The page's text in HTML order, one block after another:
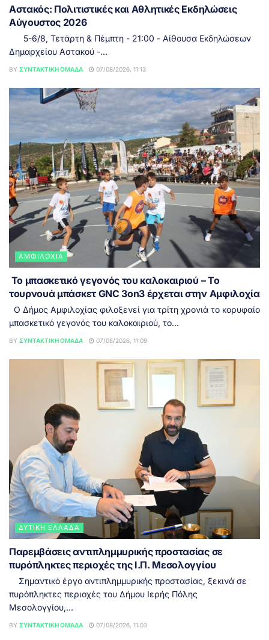
Αστακός: Πολιτιστικές και Αθλητικές Εκδηλώσεις
Αύγουστος 2026
5-6/8, Τετάρτη & Πέμπτη - 21:00 - Αίθουσα Εκδηλώσεων
Δημαρχείου Αστακού -...
BY ΣΥΝΤΑΚΤΙΚΉ ΟΜΆΔΑ 07/08/2026, 11:13
ΑΜΦΙΛΟΧΊΑ
Το μπασκετικό γεγονός του καλοκαιριού – Το
τουρνουά μπάσκετ GNC 3on3 έρχεται στην Αμφιλοχία
Ο Δήμος Αμφιλοχίας φιλοξενεί για τρίτη χρονιά το κορυφαίο
μπασκετικό γεγονός του καλοκαιριού, το...
BY ΣΥΝΤΑΚΤΙΚΉ ΟΜΆΔΑ 07/08/2026, 11:09
ΔΥΤΙΚΉ ΕΛΛΆΔΑ
Παρεμβάσεις αντιπλημμυρικής προστασίας σε
πυρόπληκτες περιοχές της Ι.Π. Μεσολογγίου
Σημαντικό έργο αντιπλημμυρικής προστασίας, ξεκινά σε
πυρόπληκτες περιοχές του Δήμου Ιερής Πόλης
Μεσολογγίου,...
BY ΣΥΝΤΑΚΤΙΚΉ ΟΜΆΔΑ 07/08/2026, 11:03